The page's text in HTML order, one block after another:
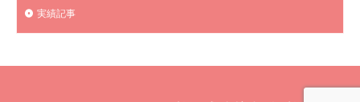
実績記事